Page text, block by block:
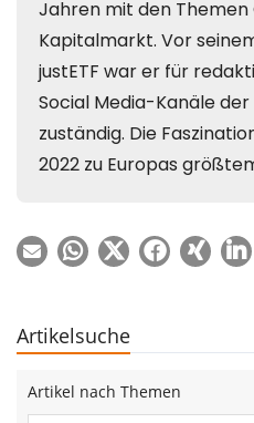
Artikelsuche
Artikel nach Themen